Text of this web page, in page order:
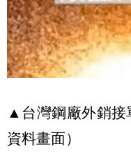
▲台灣鋼廠外銷接
資料畫面）